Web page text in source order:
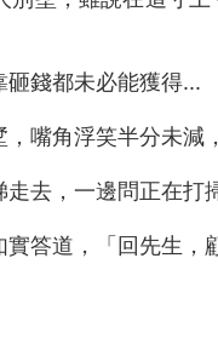
錢都未必能獲得...
角浮笑半分未減，
，一邊問正在打
道，「回先生，